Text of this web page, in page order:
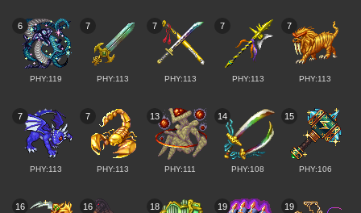
6
PHY:119
7
PHY:113
7
PHY:113
7
PHY:113
7
PHY:113
7
PHY:113
7
PHY:113
13
PHY:111
14
PHY:108
15
PHY:106
16 16 18 19 19